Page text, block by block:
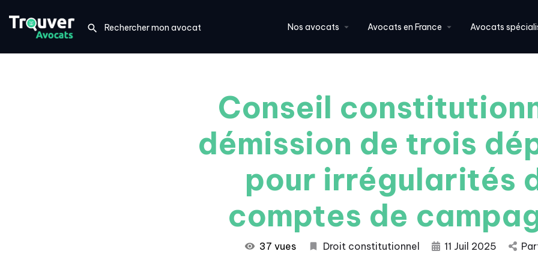
Nos avocats Avocats en France Avocats
Conseil
démission de trois
pour irrégularités
comptes de
37 vues Droit constitutionnel 11 Juil 2025